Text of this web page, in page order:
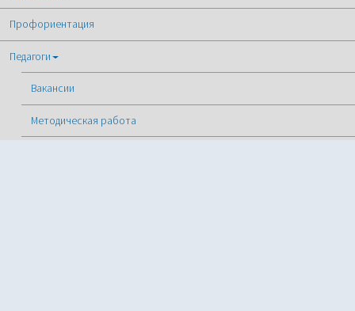
Профориентация
Педагоги
Вакансии
Методическая работа